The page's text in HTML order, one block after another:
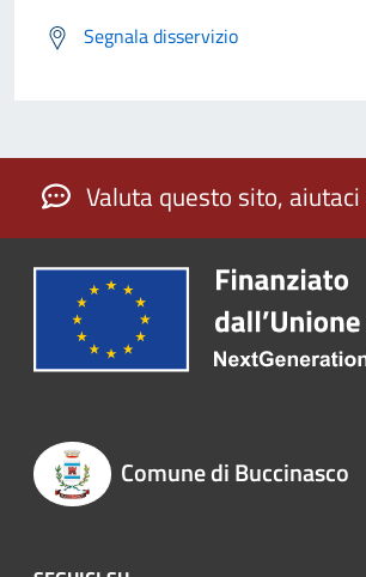
Segnala disservizio
Valuta questo sito,
Comune di Buccinasco